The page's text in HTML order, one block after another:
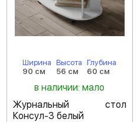
Ширина
90 см
Высота
56 см
Глубина
60 см
в наличии: мало
Журнальный стол
Консул-3 белый